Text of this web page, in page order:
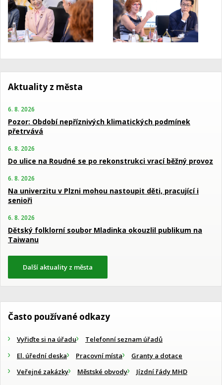
Aktuality z města
6. 8. 2026
Pozor: Období nepříznivých klimatických podmínek
přetrvává
6. 8. 2026
Do ulice na Roudné se po rekonstrukci vrací běžný provoz
6. 8. 2026
Na univerzitu v Plzni mohou nastoupit děti, pracující i
senioři
6. 8. 2026
Dětský folklorní soubor Mladinka okouzlil publikum na
Taiwanu
Další aktuality z města
Často používané odkazy
Vyřiďte si na úřadu
Telefonní seznam úřadů
El. úřední deska
Pracovní místa
Granty a dotace
Veřejné zakázky
Městské obvody Jízdní řády MHD